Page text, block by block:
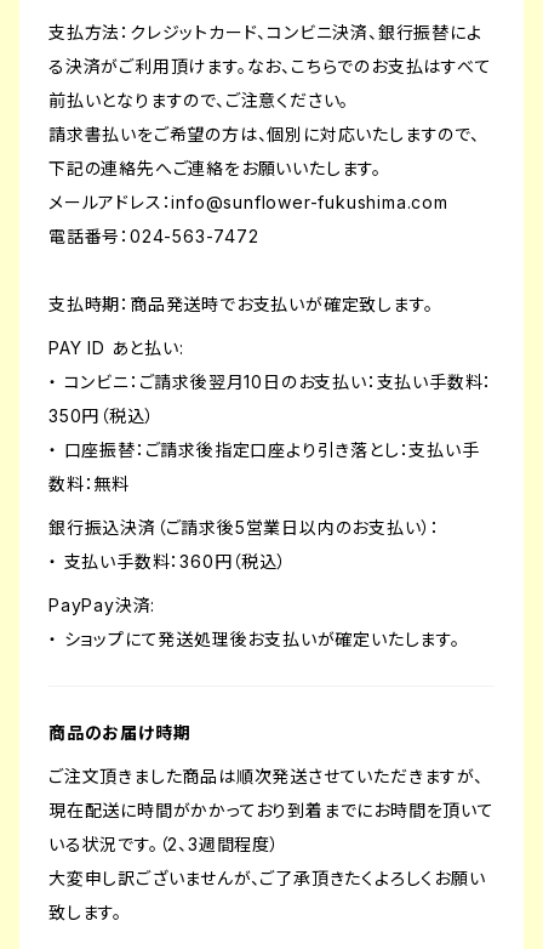
支払方法：クレジットカード、コンビニ決済、銀行振替によ
る決済がご利用頂けます。なお、こちらでのお支払はすべて
前払いとなりますので、ご注意ください。
請求書払いをご希望の方は、個別に対応いたしますので、
下記の連絡先へご連絡をお願いいたします。
メールアドレス：info@sunflower-fukushima.com
電話番号：024-563-7472
支払時期：商品発送時でお支払いが確定致します。
PAY ID あと払い:
・ コンビニ：ご請求後翌月10日のお支払い：支払い手数料：
350円（税込）
・ 口座振替：ご請求後指定口座より引き落とし：支払い手
数料：無料
銀行振込決済（ご請求後5営業日以内のお支払い）：
・ 支払い手数料：360円（税込）
PayPay決済:
・ ショップにて発送処理後お支払いが確定いたします。
商品のお届け時期
ご注文頂きました商品は順次発送させていただきますが、
現在配送に時間がかかっており到着までにお時間を頂いて
いる状況です。（2、3週間程度）
大変申し訳ございませんが、ご了承頂きたくよろしくお願い
致します。